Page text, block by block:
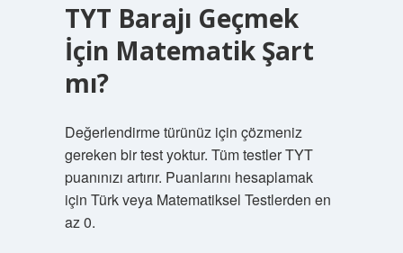
TYT Barajı Geçmek
İçin Matematik Şart
mı?
Değerlendirme türünüz için çözmeniz
gereken bir test yoktur. Tüm testler TYT
puanınızı artırır. Puanlarını hesaplamak
için Türk veya Matematiksel Testlerden en
az 0.